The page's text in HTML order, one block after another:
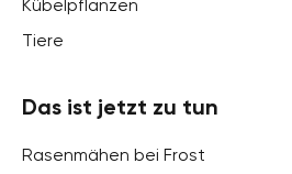
Kübelpflanzen
Tiere
Das ist jetzt zu tun
Rasenmähen bei Frost